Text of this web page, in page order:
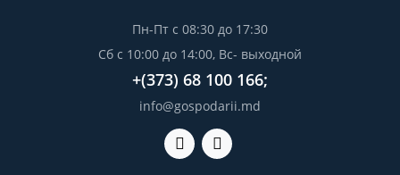
Пн-Пт с 08:30 до 17:30
Сб с 10:00 до 14:00, Вс- выходной
+(373) 68 100 166;
info@gospodarii.md